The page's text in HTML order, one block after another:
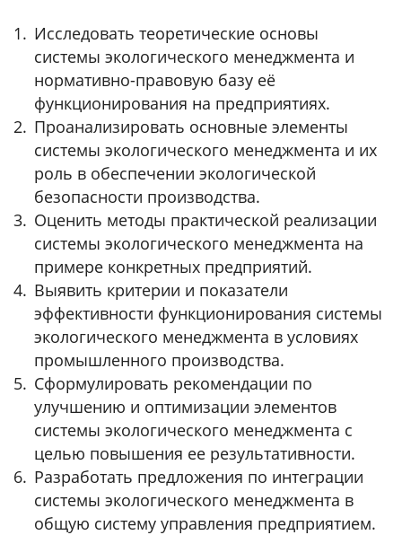
Исследовать теоретические основы
системы экологического менеджмента и
нормативно-правовую базу её
функционирования на предприятиях.
Проанализировать основные элементы
системы экологического менеджмента и их
роль в обеспечении экологической
безопасности производства.
Оценить методы практической реализации
системы экологического менеджмента на
примере конкретных предприятий.
Выявить критерии и показатели
эффективности функционирования системы
экологического менеджмента в условиях
промышленного производства.
Сформулировать рекомендации по
улучшению и оптимизации элементов
системы экологического менеджмента с
целью повышения ее результативности.
Разработать предложения по интеграции
системы экологического менеджмента в
общую систему управления предприятием.